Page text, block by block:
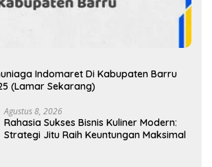
Indomaret Di Kabupaten Barru
(Lamar Sekarang)
Agustus 8, 2026
Rahasia Sukses Bisnis Kuliner Modern:
Strategi Jitu Raih Keuntungan Maksimal